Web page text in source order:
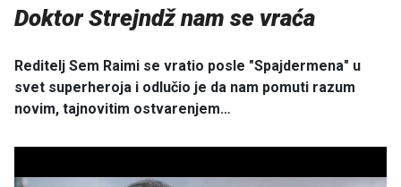
Doktor Strejndž nam se vraća
Reditelj Sem Raimi se vratio posle "Spajdermena" u
svet superheroja i odlučio je da nam pomuti razum
novim, tajnovitim ostvarenjem…